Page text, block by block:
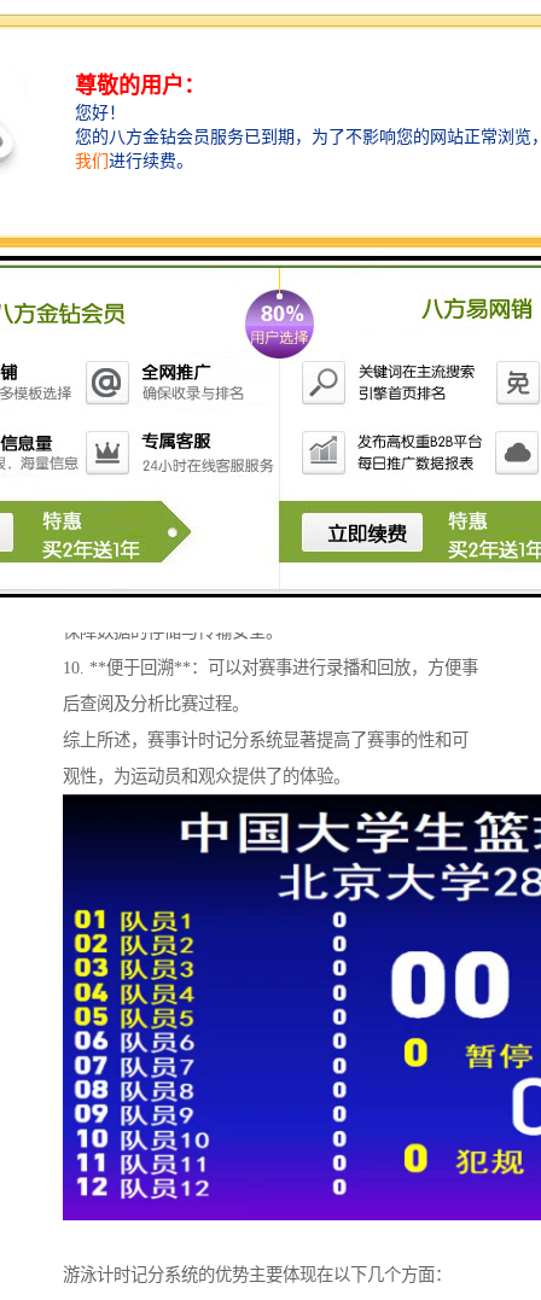
1. **实时性**：能够实时记录比赛中的得分和时间，为
2. **准确性**：通过电子计时和计分设备，减少人为错
误，确保比赛结果的准确性。
3. **易于管理**：集中管理所有比赛数据，方便赛事组
4. **数据分析**：能够生成详细的数据报告，帮助教练
和运动员分析表现，制定训练计划。
5. **观众体验**：提升观众的参与感和观看体验，例如
通过大屏幕实时显示和时间，让观众地跟随比赛进程。
6. **多功能性**：可以支持多种比赛项目的计时和计
7. **兼容性**：可与其他系统（如直播平台、社交媒
8. **自动化**：能够实现自动化计时和计分，减少人工
操作的需求，提高比赛的流畅性。
9. **安全性**：通过电子系统减少了纸质记录的风险，
保障数据的存储与传输安全。
10. **便于回溯**：可以对赛事进行录播和回放，方便事
后查阅及分析比赛过程。
综上所述，赛事计时记分系统显著提高了赛事的性和可
观性，为运动员和观众提供了的体验。
游泳计时记分系统的优势主要体现在以下几个方面：